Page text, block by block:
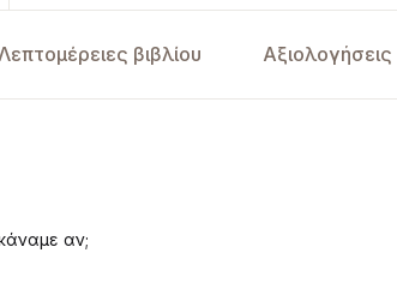
βιβλίου
αν;